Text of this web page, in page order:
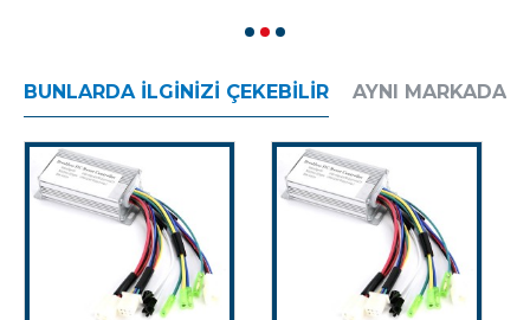
BUNLARDA İLGINIZI ÇEKEBILIR AYNI MARKADAN